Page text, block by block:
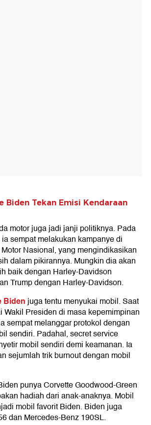
Biden Tekan Emisi Kendaraan
motor juga jadi janji politiknya. Pada
sempat melakukan kampanye di
Nasional, yang mengindikasikan
dalam pikirannya. Mungkin dia akan
baik dengan Harley-Davidson
Trump dengan Harley-Davidson.
Bidenjuga tentu menyukai mobil. Saat
Wakil Presiden di masa kepemimpinan
sempat melanggar protokol dengan
sendiri. Padahal, secret service
mobil sendiri demi keamanan. Ia
sejumlah trik burnout dengan mobil
punya Corvette Goodwood-Green
hadiah dari anak-anaknya. Mobil
mobil favorit Biden. Biden juga
dan Mercedes-Benz 190SL.